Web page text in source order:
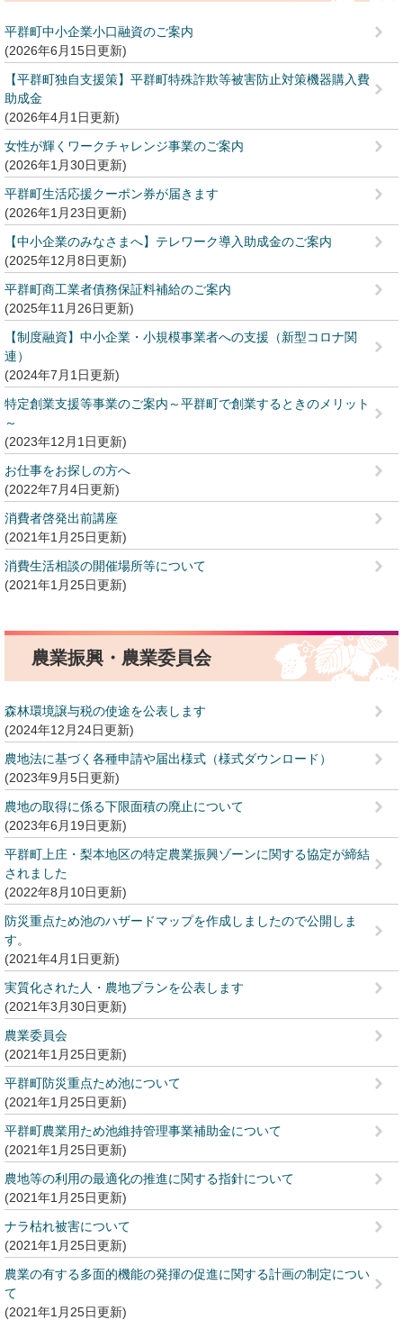
平群町中小企業小口融資のご案内
2026年6月15日更新
【平群町独自支援策】平群町特殊詐欺等被害防止対策機器購入費
助成金
2026年4月1日更新
女性が輝くワークチャレンジ事業のご案内
2026年1月30日更新
平群町生活応援クーポン券が届きます
2026年1月23日更新
【中小企業のみなさまへ】テレワーク導入助成金のご案内
2025年12月8日更新
平群町商工業者債務保証料補給のご案内
2025年11月26日更新
【制度融資】中小企業・小規模事業者への支援（新型コロナ関
連）
2024年7月1日更新
特定創業支援等事業のご案内～平群町で創業するときのメリット
～
2023年12月1日更新
お仕事をお探しの方へ
2022年7月4日更新
消費者啓発出前講座
2021年1月25日更新
消費生活相談の開催場所等について
2021年1月25日更新
農業振興・農業委員会
森林環境譲与税の使途を公表します
2024年12月24日更新
農地法に基づく各種申請や届出様式（様式ダウンロード）
2023年9月5日更新
農地の取得に係る下限面積の廃止について
2023年6月19日更新
平群町上庄・梨本地区の特定農業振興ゾーンに関する協定が締結
されました
2022年8月10日更新
防災重点ため池のハザードマップを作成しましたので公開しま
す。
2021年4月1日更新
実質化された人・農地プランを公表します
2021年3月30日更新
農業委員会
2021年1月25日更新
平群町防災重点ため池について
2021年1月25日更新
平群町農業用ため池維持管理事業補助金について
2021年1月25日更新
農地等の利用の最適化の推進に関する指針について
2021年1月25日更新
ナラ枯れ被害について
2021年1月25日更新
農業の有する多面的機能の発揮の促進に関する計画の制定につい
て
2021年1月25日更新